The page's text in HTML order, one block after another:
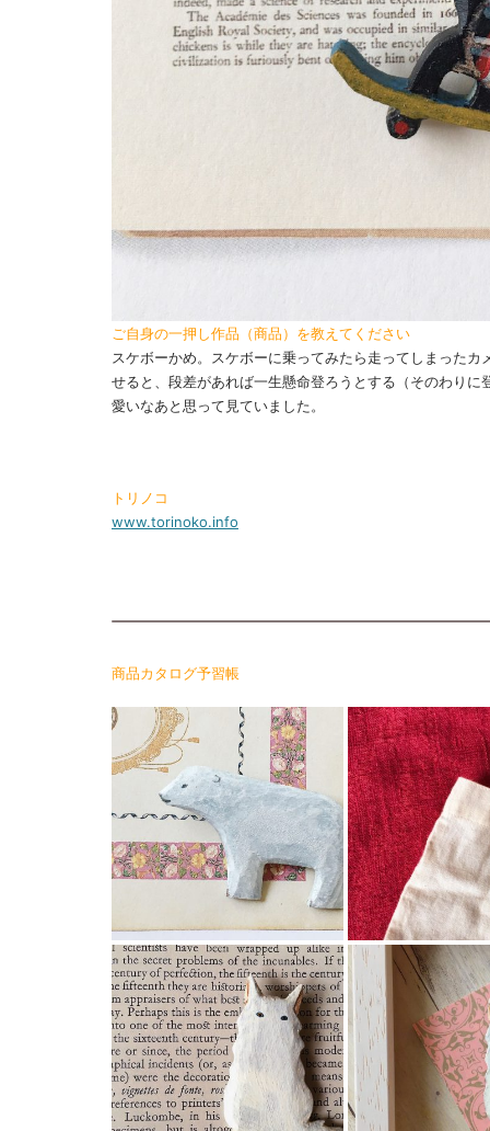
ご自身の一押し作品（商品）を教えてください
スケボーかめ。スケボーに乗ってみたら走ってしまった
せると、段差があれば一生懸命登ろうとする（そのわり
愛いなあと思って見ていました。
トリノコ
www.torinoko.info
商品カタログ予習帳